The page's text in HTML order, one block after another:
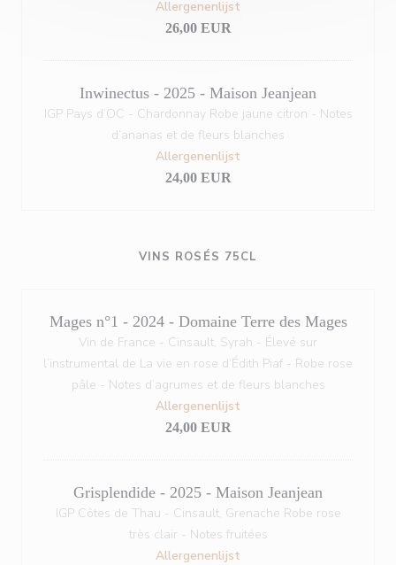
Allergenenlijst
26,00 EUR
Inwinectus - 2025 - Maison Jeanjean
IGP Pays d’OC - Chardonnay Robe jaune citron - Notes
d’ananas et de fleurs blanches
Allergenenlijst
24,00 EUR
VINS ROSÉS 75CL
Mages n°1 - 2024 - Domaine Terre des Mages
Vin de France - Cinsault, Syrah - Élevé sur
l’instrumental de La vie en rose d’Édith Piaf - Robe rose
pâle - Notes d’agrumes et de fleurs blanches
Allergenenlijst
24,00 EUR
Grisplendide - 2025 - Maison Jeanjean
IGP Côtes de Thau - Cinsault, Grenache Robe rose
très clair - Notes fruitées
Allergenenlijst